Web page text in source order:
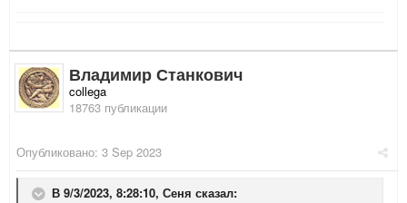
Владимир Станкович
collega
18763 публикации
Опубликовано: 3 Sep 2023
В 9/3/2023, 8:28:10, Сеня сказал: